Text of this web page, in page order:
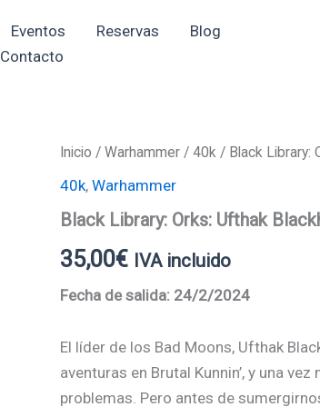
Eventos Reservas
Blog
Contacto
Inicio / Warhammer / 40k / Black Library:
40k, Warhammer
Black Library: Orks: Ufthak
35,00€ IVA incluido
Fecha de salida: 24/2/2024
El líder de los Bad Moons, Ufthak
aventuras en Brutal Kunnin’, y una
problemas. Pero antes de
Black
Orks:
Blackhawk